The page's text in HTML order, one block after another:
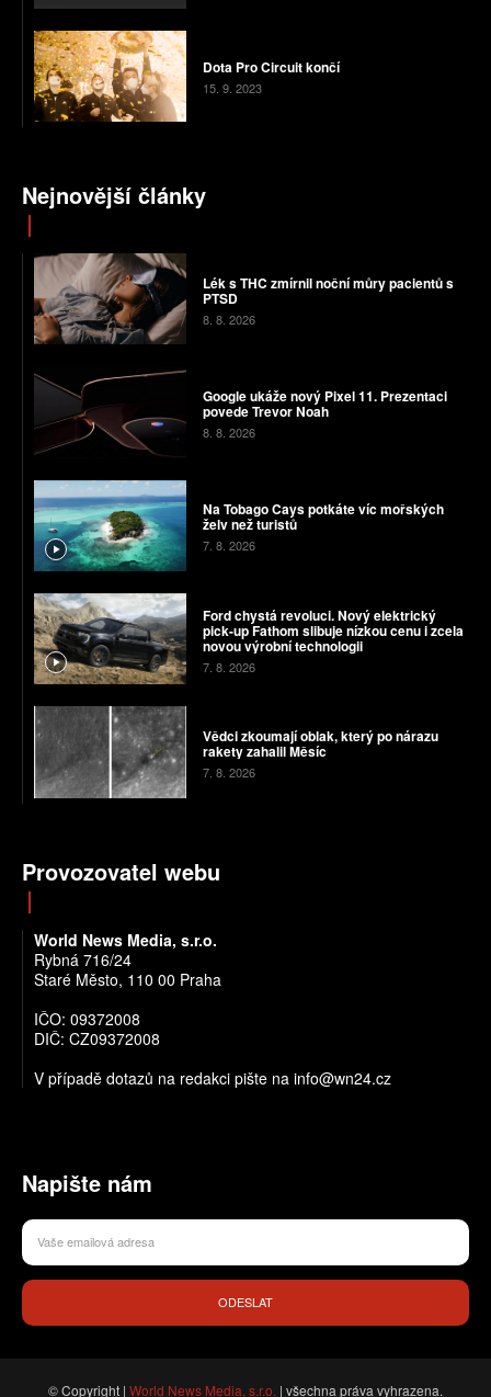
Dota Pro Circuit končí
15. 9. 2023
Nejnovější články
Lék s THC zmírnil noční můry pacientů s
PTSD
8. 8. 2026
Google ukáže nový Pixel 11. Prezentaci
povede Trevor Noah
8. 8. 2026
Na Tobago Cays potkáte víc mořských
želv než turistů
7. 8. 2026
Ford chystá revoluci. Nový elektrický
pick-up Fathom slibuje nízkou cenu i zcela
novou výrobní technologii
7. 8. 2026
Vědci zkoumají oblak, který po nárazu
rakety zahalil Měsíc
7. 8. 2026
Provozovatel webu
World News Media, s.r.o.
Rybná 716/24
Staré Město, 110 00 Praha
IČO: 09372008
DIČ: CZ09372008
V případě dotazů na redakci pište na info@wn24.cz
Napište nám
ODESLAT
© Copyright | World News Media, s.r.o. | všechna práva vyhrazena.